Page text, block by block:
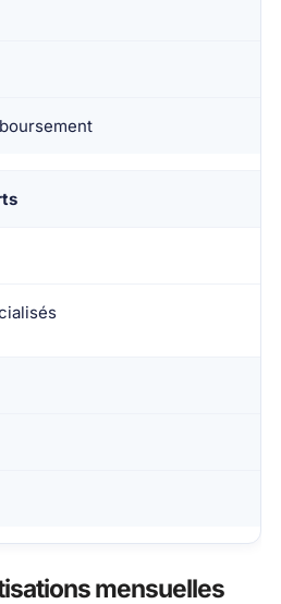
mensuelles